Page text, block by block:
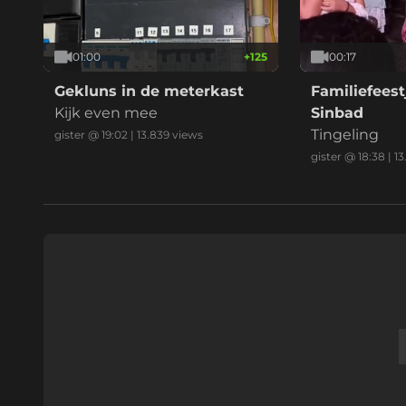
01:00 +125
Gekluns in de meterkast
Kijk even mee
gister @ 19:02 | 13.839 views
00:17
Sinbad
Tingeling
gister @ 18:38 |